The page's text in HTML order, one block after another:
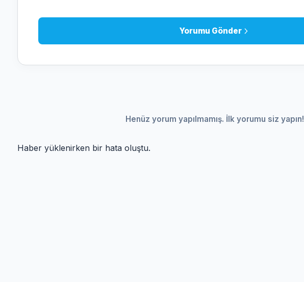
Yorumu Gönder
Henüz yorum yapılmamış. İlk yorumu siz yapın!
Haber yüklenirken bir hata oluştu.